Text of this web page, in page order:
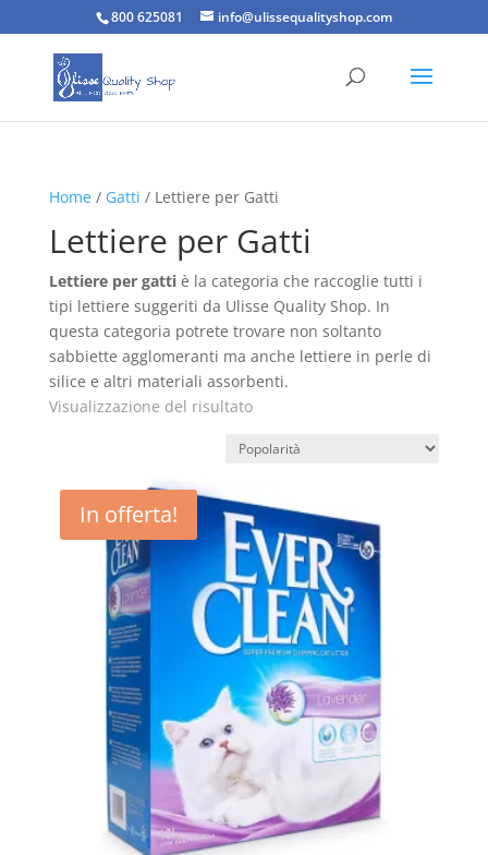
800 625081 info@ulissequalityshop.com
Home/ Gatti / Lettiere per Gatti
Lettiere per Gatti
Lettiere per gattiè la categoria che raccoglie tutti i
tipi lettiere suggeriti da Ulisse Quality Shop. In
questa categoria potrete trovare non soltanto
sabbiette agglomeranti ma anche lettiere in perle di
silice e altri materiali assorbenti.
Visualizzazione del risultato
In offerta!